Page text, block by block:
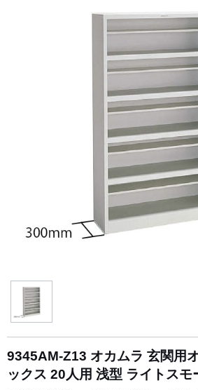
9345AM-Z13 オカムラ 玄関用
ックス 20人用 浅型 ライトスモ